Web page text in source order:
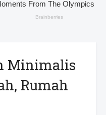
Minimalis
Rumah